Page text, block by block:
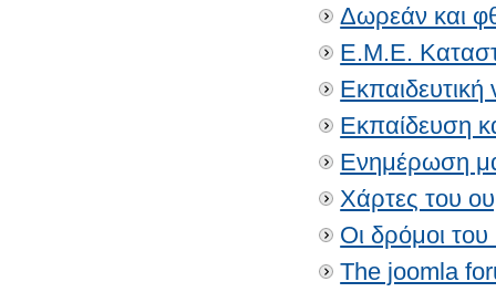
Δωρεάν και
Ε.Μ.Ε.
Εκπαιδευτική
Εκπαίδευση
Ενημέρωση
Χάρτες του
Οι δρόμοι του
The joomla